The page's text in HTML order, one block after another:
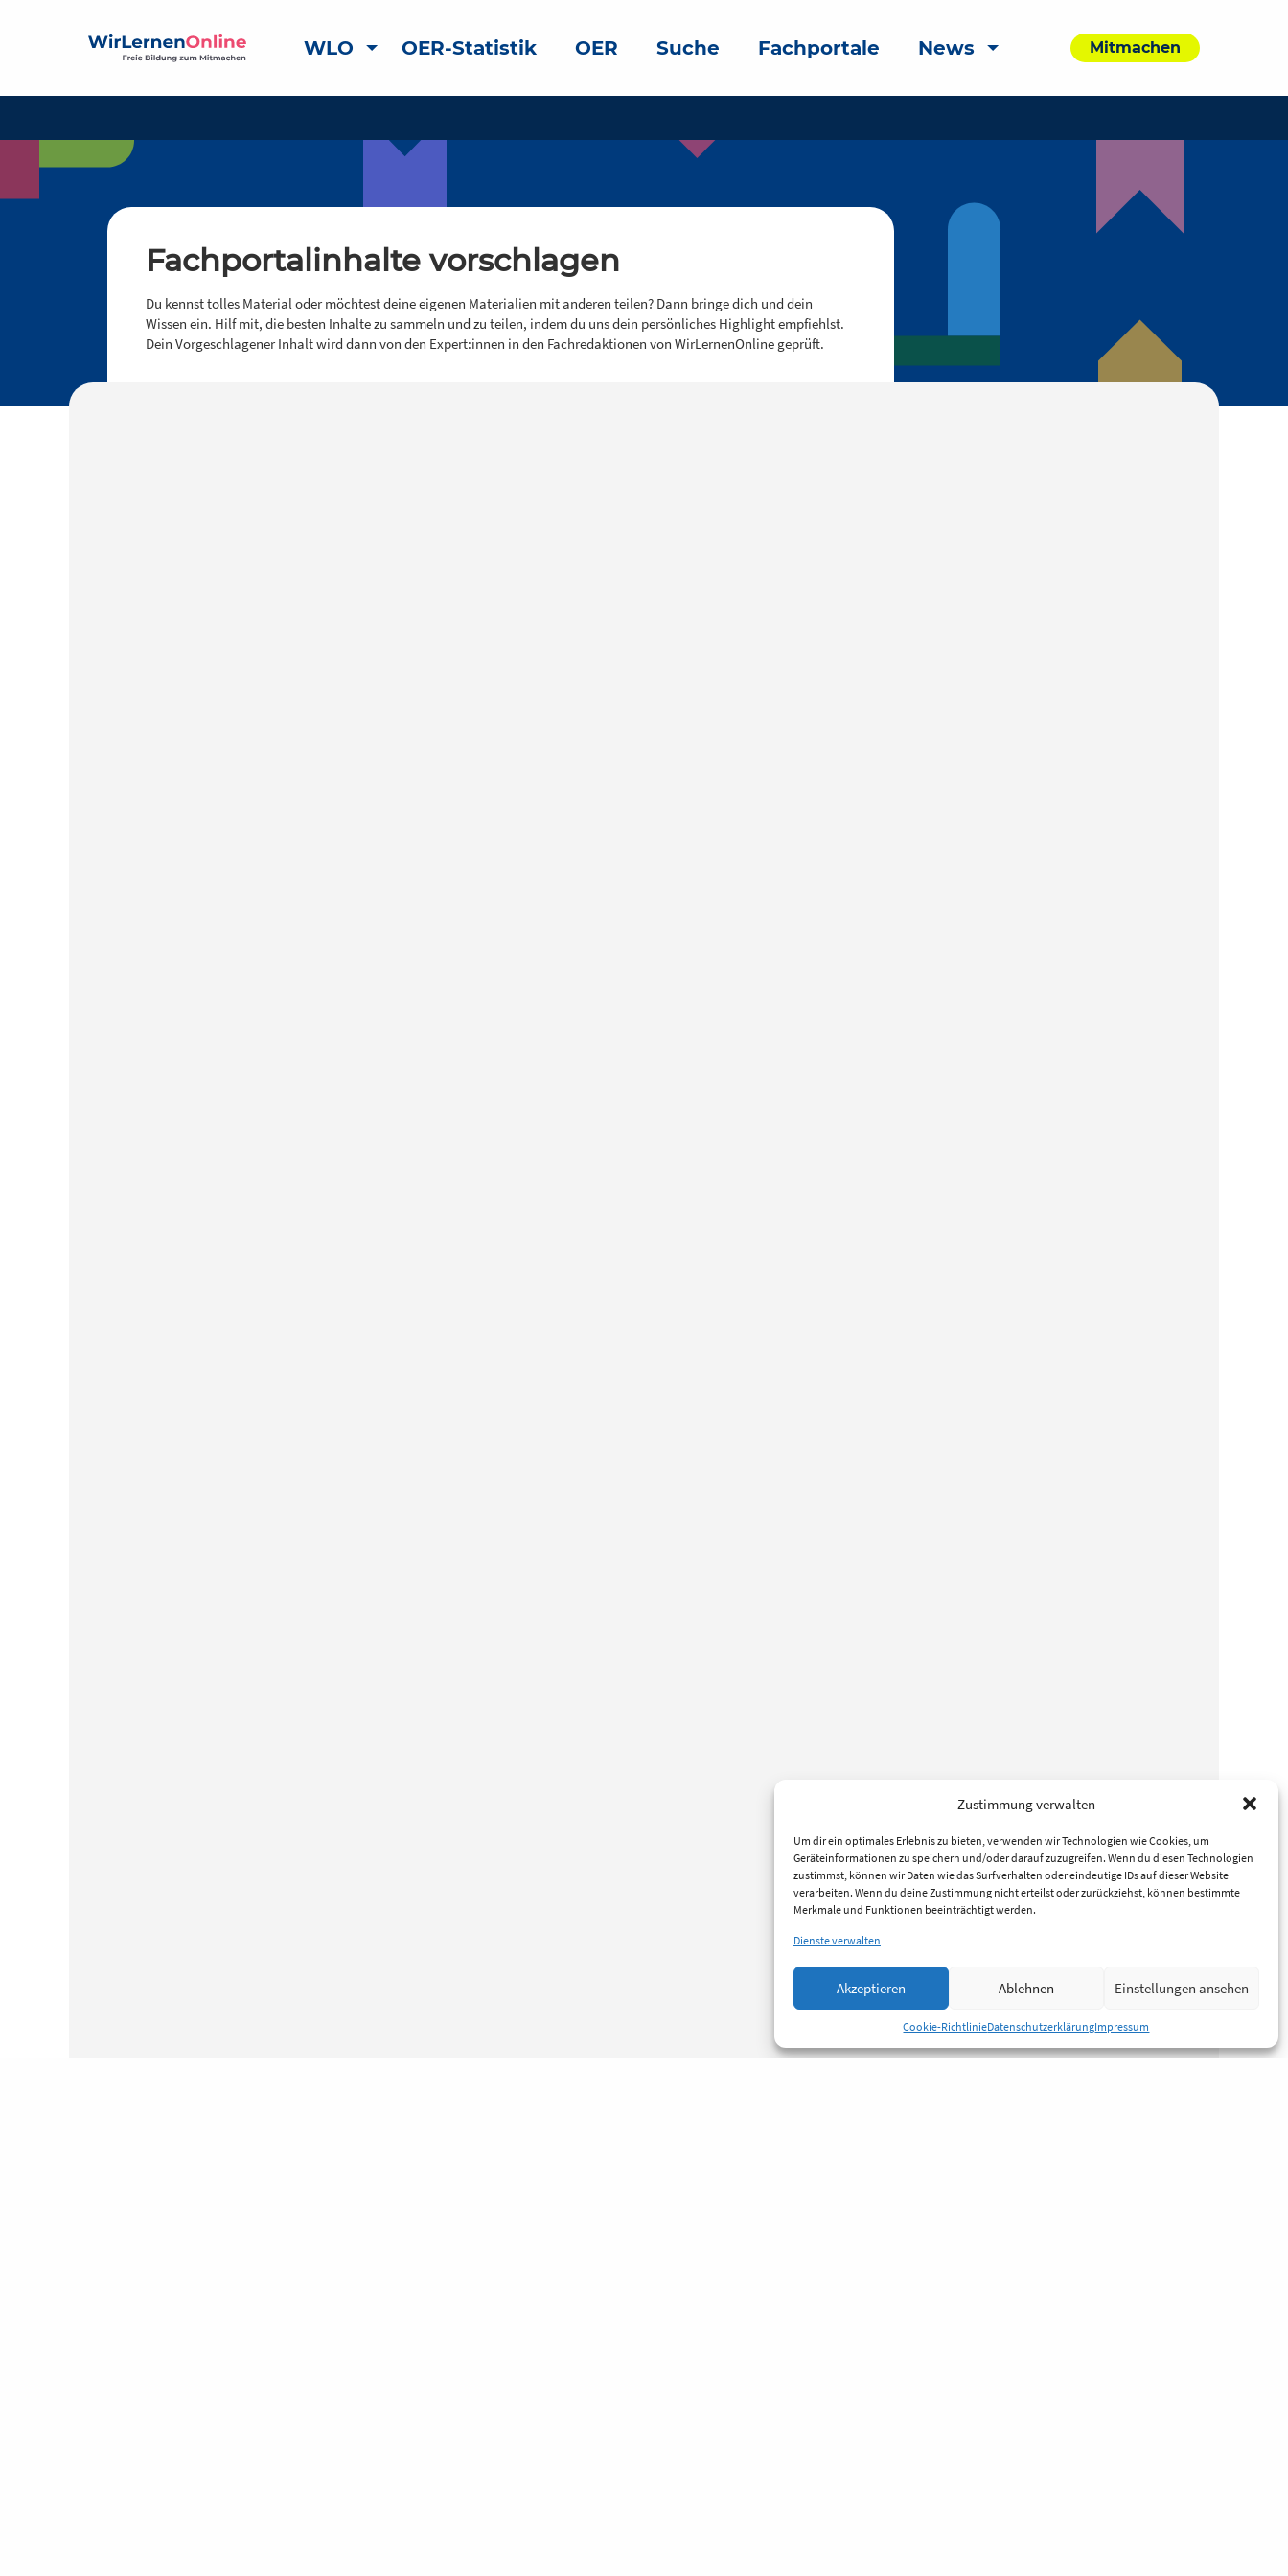
Zustimmung verwalten
Um dir ein optimales Erlebnis zu bieten, verwenden wir Technologien wie Cookies, um
Geräteinformationen zu speichern und/oder darauf zuzugreifen. Wenn du diesen Technologien
zustimmst, können wir Daten wie das Surfverhalten oder eindeutige IDs auf dieser Website
verarbeiten. Wenn du deine Zustimmung nicht erteilst oder zurückziehst, können bestimmte
Merkmale und Funktionen beeinträchtigt werden.
Dienste verwalten
Akzeptieren Ablehnen Einstellungen ansehen
Cookie-RichtlinieDatenschutzerklärungImpressum
WLO OER-Statistik OER Suche Fachportale News Mitmachen
Fachportalinhalte vorschlagen
Du kennst tolles Material oder möchtest deine eigenen Materialien mit anderen teilen? Dann bringe dich und dein
Wissen ein. Hilf mit, die besten Inhalte zu sammeln und zu teilen, indem du uns dein persönliches Highlight empfiehlst.
Dein Vorgeschlagener Inhalt wird dann von den Expert:innen in den Fachredaktionen von WirLernenOnline geprüft.